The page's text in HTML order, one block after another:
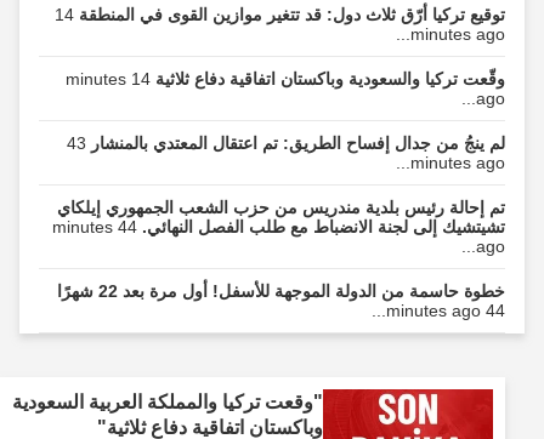
توقيع تركيا أرّق ثلاث دول: قد تتغير موازين القوى في المنطقة14
minutes ago...
وقّعت تركيا والسعودية وباكستان اتفاقية دفاع ثلاثية
14 minutes
ago...
لم ينجُ من جدال إفساح الطريق: تم اعتقال المعتدي بالمنشار43
minutes ago...
تم إحالة رئيس بلدية مندريس من حزب الشعب الجمهوري إيلكاي
تشيتشيك إلى لجنة الانضباط مع طلب الفصل النهائي.
44 minutes
ago...
خطوة حاسمة من الدولة الموجهة للأسفل! أول مرة بعد 22 شهرًا
"وقعت تركيا والمملكة العربية السعودية
وباكستان اتفاقية دفاع ثلاثية"